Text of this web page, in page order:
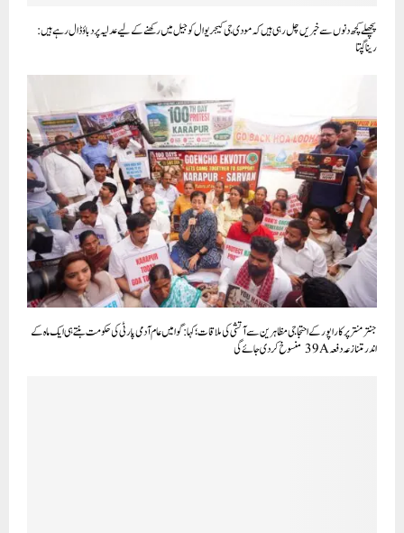
پچھلے کچھ دنوں سے خبریں چل رہی ہیں کہ مودی جی کیجریوال کو جیل میں رکھنے کے لیے عدلیہ پر دباؤ ڈال رہے ہیں:
رینا گپتا
جنتر منتر پر کاراپور کے احتجاجی مظاہرین سے آتشی کی ملاقات؛ کہا: گوا میں عام آدمی پارٹی کی حکومت بنتے ہی ایک ماہ کے
اندر متنازعہ دفعہ 39A منسوخ کر دی جائے گی